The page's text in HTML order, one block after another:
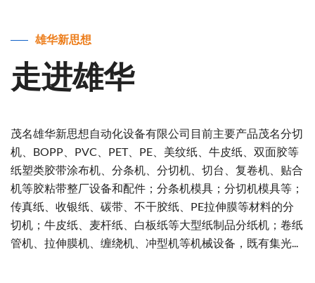
雄华新思想
走进雄华
茂名雄华新思想自动化设备有限公司目前主要产品茂名分切
机、BOPP、PVC、PET、PE、美纹纸、牛皮纸、双面胶等
纸塑类胶带涂布机、分条机、分切机、切台、复卷机、贴合
机等胶粘带整厂设备和配件；分条机模具；分切机模具等；
传真纸、收银纸、碳带、不干胶纸、PE拉伸膜等材料的分
切机；牛皮纸、麦杆纸、白板纸等大型纸制品分纸机；卷纸
管机、拉伸膜机、缠绕机、冲型机等机械设备，既有集光...